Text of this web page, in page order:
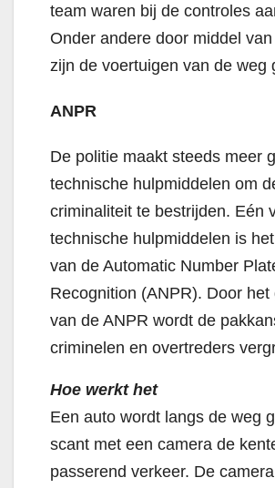
team waren bij de controles
Onder andere door middel van
zijn de voertuigen van de weg
ANPR
De politie maakt steeds meer
technische hulpmiddelen om
criminaliteit te bestrijden. Eén
technische hulpmiddelen is
van de Automatic Number
Recognition (ANPR). Door het
van de ANPR wordt de
criminelen en overtreders
Hoe werkt het
Een auto wordt langs de weg
scant met een camera de
passerend verkeer. De